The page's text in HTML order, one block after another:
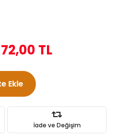
72,00 TL
Ekle
İade ve Değişim